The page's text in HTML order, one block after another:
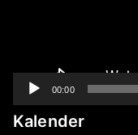
00:00
Kalender